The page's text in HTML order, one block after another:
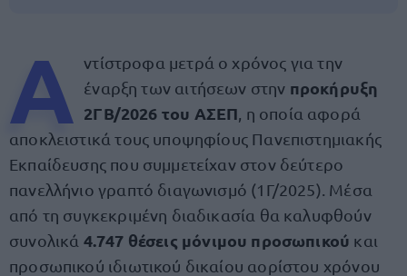
Α ντίστροφα μετρά ο χρόνος για την
έναρξη των αιτήσεων στην προκήρυξη
2ΓΒ/2026 του ΑΣΕΠ , η οποία αφορά
αποκλειστικά τους υποψηφίους Πανεπιστημιακής
Εκπαίδευσης που συμμετείχαν στον δεύτερο
πανελλήνιο γραπτό διαγωνισμό (1Γ/2025). Μέσα
από τη συγκεκριμένη διαδικασία θα καλυφθούν
συνολικά 4.747 θέσεις μόνιμου προσωπικού και
προσωπικού ιδιωτικού δικαίου αορίστου χρόνου